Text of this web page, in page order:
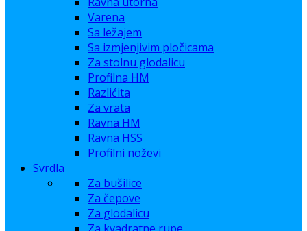
Varena
Sa ležajem
Sa izmjenjivim pločicama
Za stolnu glodalicu
Profilna HM
Razlićita
Za vrata
Ravna HM
Ravna HSS
Profilni noževi
Svrdla
Za bušilice
Za čepove
Za glodalicu